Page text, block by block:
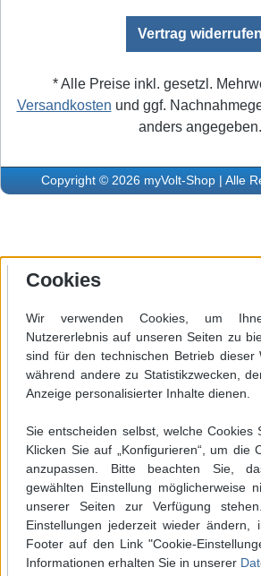
Vertrag widerrufen
* Alle Preise inkl. gesetzl.
Versandkosten und ggf.
anders angegeben.
Copyright © 2026 myVolt-Shop | Alle
Werkzeugleiste anzeigen
Cookies
Wir verwenden Cookies, um
Nutzererlebnis auf unseren Seiten zu
sind für den technischen Betrieb dieser
während andere zu Statistikzwecken,
Anzeige personalisierter Inhalte dienen.
Sie entscheiden selbst, welche Cookies
Klicken Sie auf „Konfigurieren“, um die
anzupassen. Bitte beachten Sie,
gewählten Einstellung möglicherweise
unserer Seiten zur Verfügung
Einstellungen jederzeit wieder ändern,
Footer auf den Link "Cookie-
Informationen erhalten Sie in unserer